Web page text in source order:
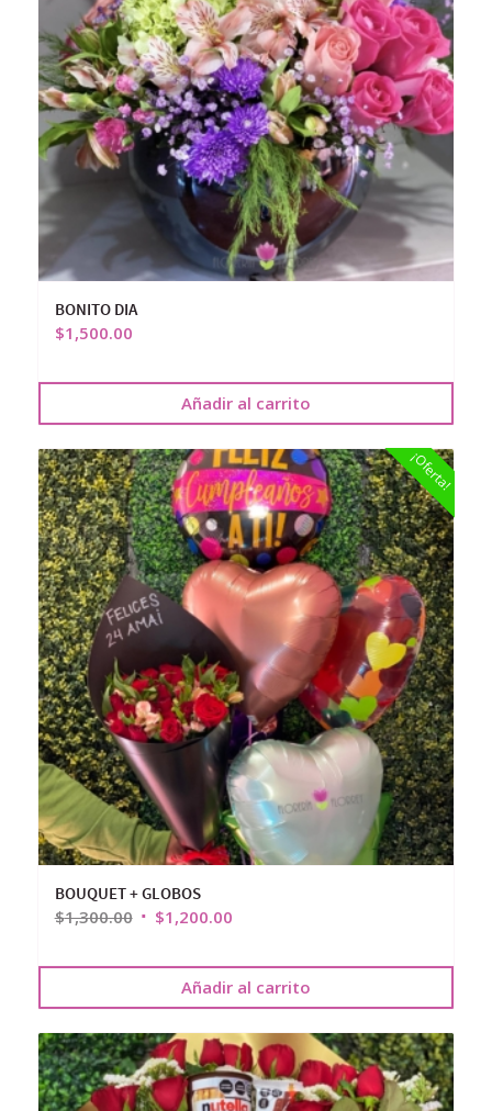
BONITO DIA
$1,500.00
Añadir al carrito
BOUQUET + GLOBOS
$1,300.00 $1,200.00
¡Oferta!
Añadir al carrito